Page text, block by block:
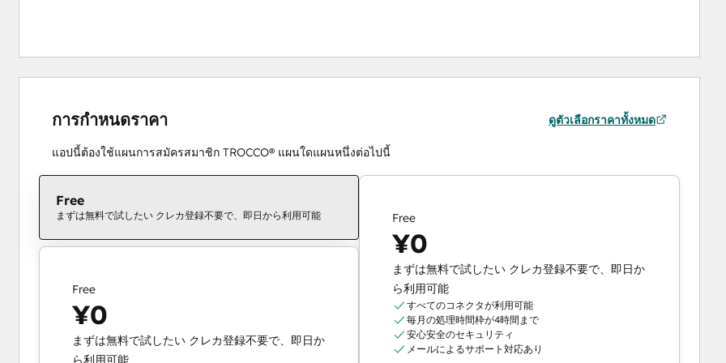
การกำหนดราคา ดูตัวเลือกราคาทั้งหมด
แอปนี้ต้องใช้แผนการสมัครสมาชิก TROCCO® แผนใดแผนหนึ่งต่อไปนี้
Free
まずは無料で試したい クレカ登録不要で、即日から利用可能
Free
¥0
まずは無料で試したい クレカ登録不要で、即日か
ら利用可能
Free
¥0
まずは無料で試したい クレカ登録不要で、即日か
ら利用可能
すべてのコネクタが利用可能
毎月の処理時間枠が4時間まで
安心安全のセキュリティ
メールによるサポート対応あり